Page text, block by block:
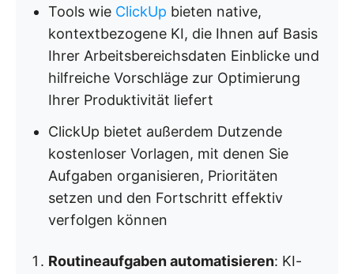
Tools wie ClickUp bieten native,
kontextbezogene KI, die Ihnen auf Basis
Ihrer Arbeitsbereichsdaten Einblicke und
hilfreiche Vorschläge zur Optimierung
Ihrer Produktivität liefert
ClickUp bietet außerdem Dutzende
kostenloser Vorlagen, mit denen Sie
Aufgaben organisieren, Prioritäten
setzen und den Fortschritt effektiv
verfolgen können
Routineaufgaben automatisieren: KI-